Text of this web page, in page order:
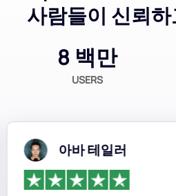
사람들이 신뢰
8 백만
USERS
아바 테일러